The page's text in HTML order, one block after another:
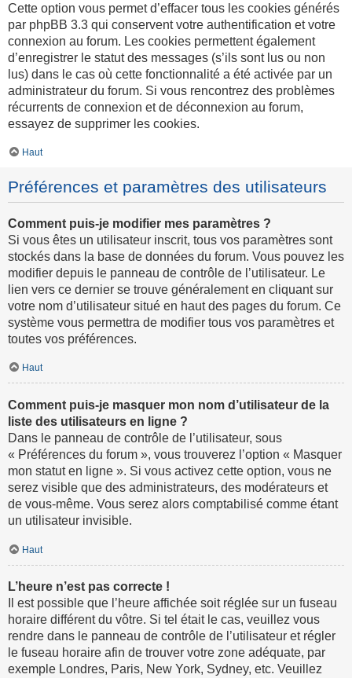
Cette option vous permet d’effacer tous les cookies générés
par phpBB 3.3 qui conservent votre authentification et votre
connexion au forum. Les cookies permettent également
d’enregistrer le statut des messages (s’ils sont lus ou non
lus) dans le cas où cette fonctionnalité a été activée par un
administrateur du forum. Si vous rencontrez des problèmes
récurrents de connexion et de déconnexion au forum,
essayez de supprimer les cookies.
Haut
Préférences et paramètres des utilisateurs
Comment puis-je modifier mes paramètres ?
Si vous êtes un utilisateur inscrit, tous vos paramètres sont
stockés dans la base de données du forum. Vous pouvez les
modifier depuis le panneau de contrôle de l’utilisateur. Le
lien vers ce dernier se trouve généralement en cliquant sur
votre nom d’utilisateur situé en haut des pages du forum. Ce
système vous permettra de modifier tous vos paramètres et
toutes vos préférences.
Haut
Comment puis-je masquer mon nom d’utilisateur de la
liste des utilisateurs en ligne ?
Dans le panneau de contrôle de l’utilisateur, sous
« Préférences du forum », vous trouverez l’option « Masquer
mon statut en ligne ». Si vous activez cette option, vous ne
serez visible que des administrateurs, des modérateurs et
de vous-même. Vous serez alors comptabilisé comme étant
un utilisateur invisible.
Haut
L’heure n’est pas correcte !
Il est possible que l’heure affichée soit réglée sur un fuseau
horaire différent du vôtre. Si tel était le cas, veuillez vous
rendre dans le panneau de contrôle de l’utilisateur et régler
le fuseau horaire afin de trouver votre zone adéquate, par
exemple Londres, Paris, New York, Sydney, etc. Veuillez